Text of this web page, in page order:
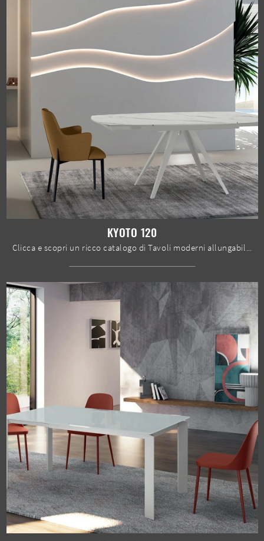
KYOTO 120
Clicca e scopri un ricco catalogo di Tavoli moderni allungabili da pranzo! Il modello Kyoto 120 di Stones ti attende.